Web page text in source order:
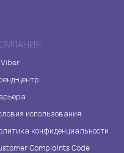
центр
использования
конфиденциальности
Complaints Code